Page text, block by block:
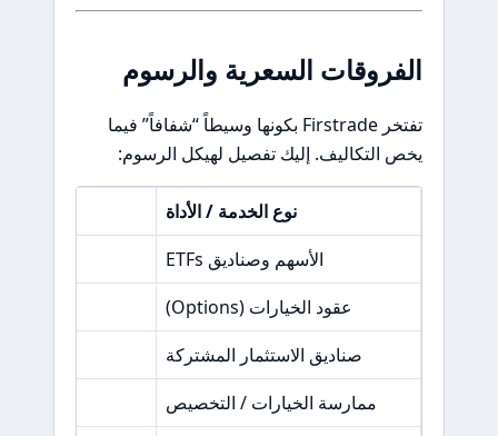
الفروقات السعرية والرسوم
تفتخر Firstrade بكونها وسيطاً “شفافاً” فيما
يخص التكاليف. إليك تفصيل لهيكل الرسوم:
نوع الخدمة / الأداة
الأسهم وصناديق ETFs
عقود الخيارات (Options)
صناديق الاستثمار المشتركة
ممارسة الخيارات / التخصيص